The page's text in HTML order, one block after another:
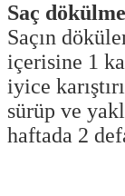
Saç
Saçın
içerisine 1
iyice
sürüp ve
haftada 2